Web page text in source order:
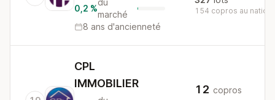
0,2 %
du
marché
8 ans d'ancienneté
154 copros au
CPL
IMMOBILIER
12 copros